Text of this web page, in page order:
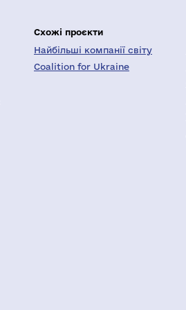
Схожі проєкти
Найбільші компанії світу
Coalition for Ukraine